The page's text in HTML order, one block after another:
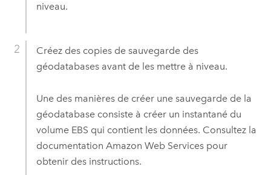
niveau.
Créez des copies de sauvegarde des
géodatabases avant de les mettre à niveau.
Une des manières de créer une sauvegarde de la
géodatabase consiste à créer un instantané du
volume EBS qui contient les données. Consultez la
documentation Amazon Web Servicespour
obtenir des instructions.